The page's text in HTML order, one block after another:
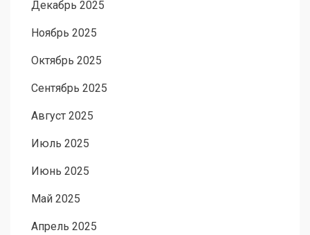
Декабрь 2025
Ноябрь 2025
Октябрь 2025
Сентябрь 2025
Август 2025
Июль 2025
Июнь 2025
Май 2025
Апрель 2025